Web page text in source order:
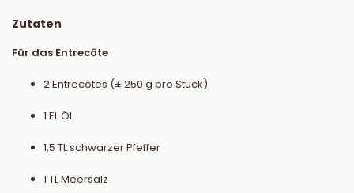
Zutaten
Für das Entrecôte
2 Entrecôtes (± 250 g pro Stück)
1 EL Öl
1,5 TL schwarzer Pfeffer
1 TL Meersalz